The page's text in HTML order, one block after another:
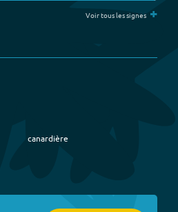
Voir tous les signes +
canardière